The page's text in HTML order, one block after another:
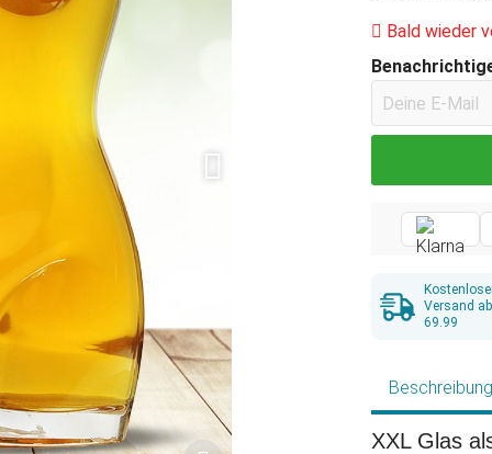
Bald wieder
Versand
69.99
Beschreibung
XXL Glas